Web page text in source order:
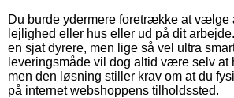
Du burde ydermere foretrække at vælge
lejlighed eller hus eller ud på dit
en sjat dyrere, men lige så vel ultra
leveringsmåde vil dog altid være selv at
men den løsning stiller krav om at du
på internet webshoppens tilholdssted.